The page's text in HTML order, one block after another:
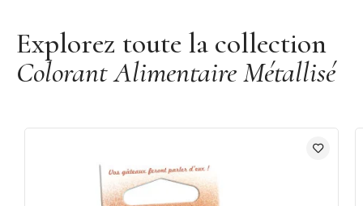
Explorez toute la collection
Colorant Alimentaire Métallisé